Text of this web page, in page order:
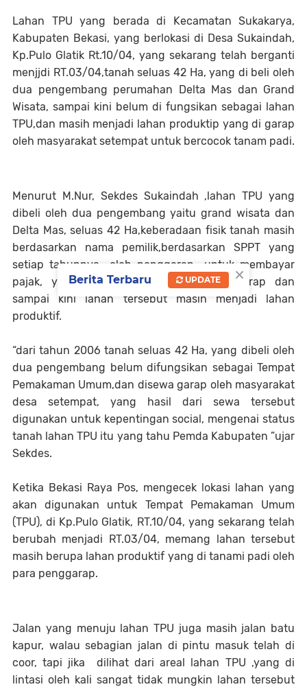
Lahan TPU yang berada di Kecamatan Sukakarya,
Kabupaten Bekasi, yang berlokasi di Desa Sukaindah,
Kp.Pulo Glatik Rt.10/04, yang sekarang telah berganti
menjjdi RT.03/04,tanah seluas 42 Ha, yang di beli oleh
dua pengembang perumahan Delta Mas dan Grand
Wisata, sampai kini belum di fungsikan sebagai lahan
TPU,dan masih menjadi lahan produktip yang di garap
oleh masyarakat setempat untuk bercocok tanam padi.
Menurut M.Nur, Sekdes Sukaindah ,lahan TPU yang
dibeli oleh dua pengembang yaitu grand wisata dan
Delta Mas, seluas 42 Ha,keberadaan fisik tanah masih
berdasarkan nama pemilik,berdasarkan SPPT yang
setiap tahunnya oleh penggarap untuk membayar
pajak, yang berjumlah 42 orang penggarap dan
sampai kini lahan tersebut masih menjadi lahan
produktif.
“dari tahun 2006 tanah seluas 42 Ha, yang dibeli oleh
dua pengembang belum difungsikan sebagai Tempat
Pemakaman Umum,dan disewa garap oleh masyarakat
desa setempat, yang hasil dari sewa tersebut
digunakan untuk kepentingan social, mengenai status
tanah lahan TPU itu yang tahu Pemda Kabupaten ”ujar
Sekdes.
Ketika Bekasi Raya Pos, mengecek lokasi lahan yang
akan digunakan untuk Tempat Pemakaman Umum
(TPU), di Kp.Pulo Glatik, RT.10/04, yang sekarang telah
berubah menjadi RT.03/04, memang lahan tersebut
masih berupa lahan produktif yang di tanami padi oleh
para penggarap.
Jalan yang menuju lahan TPU juga masih jalan batu
kapur, walau sebagian jalan di pintu masuk telah di
coor, tapi jika dilihat dari areal lahan TPU ,yang di
lintasi oleh kali sangat tidak mungkin lahan tersebut
×
Berita Terbaru UPDATE